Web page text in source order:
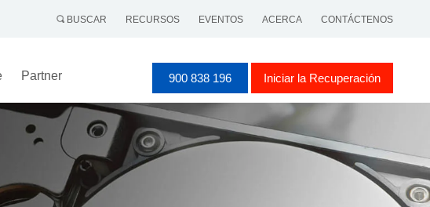
BUSCAR RECURSOS EVENTOS ACERCA CONTÁCTENOS
Partner 900 838 196 Iniciar la Recuperación